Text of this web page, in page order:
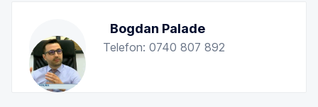
Bogdan Palade
Telefon: 0740 807 892